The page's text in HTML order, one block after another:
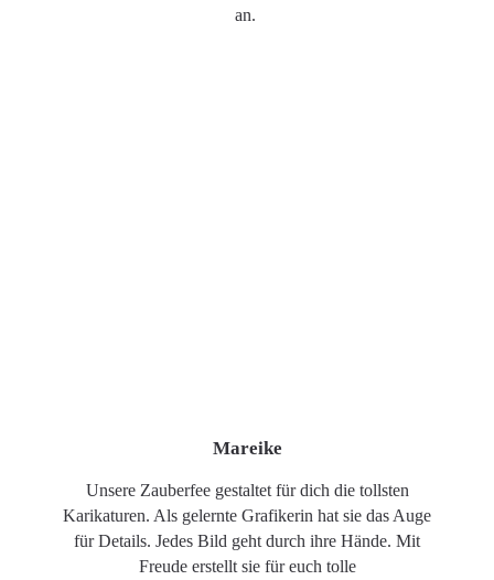
an.
Mareike
Unsere Zauberfee gestaltet für dich die tollsten
Karikaturen. Als gelernte Grafikerin hat sie das Auge
für Details. Jedes Bild geht durch ihre Hände. Mit
Freude erstellt sie für euch tolle